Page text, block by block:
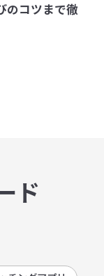
のコツまで徹
ド